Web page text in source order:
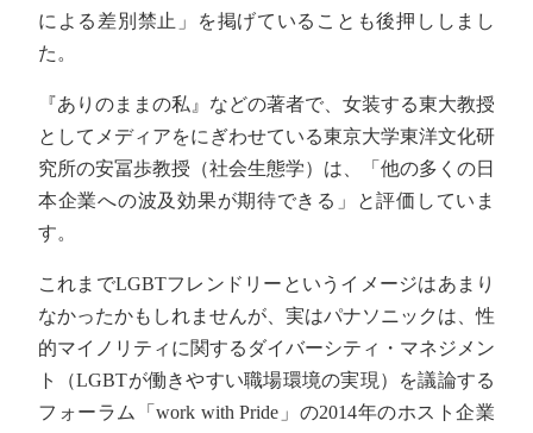
による差別禁止」を掲げていることも後押ししまし
た。
『ありのままの私』などの著者で、女装する東大教授
としてメディアをにぎわせている東京大学東洋文化研
究所の安冨歩教授（社会生態学）は、「他の多くの日
本企業への波及効果が期待できる」と評価していま
す。
これまでLGBTフレンドリーというイメージはあまり
なかったかもしれませんが、実はパナソニックは、性
的マイノリティに関するダイバーシティ・マネジメン
ト（LGBTが働きやすい職場環境の実現）を議論する
フォーラム「work with Pride」の2014年のホスト企業